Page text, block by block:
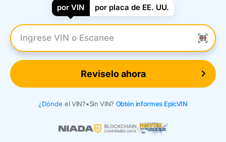
por VIN por placa de EE. UU.
Introduzca el VIN
Reviselo ahora
¿Dónde el VIN?•Sin VIN? Obtén informes EpicVIN